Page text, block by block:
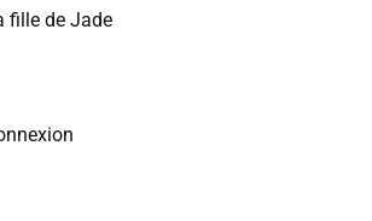
fille de Jade